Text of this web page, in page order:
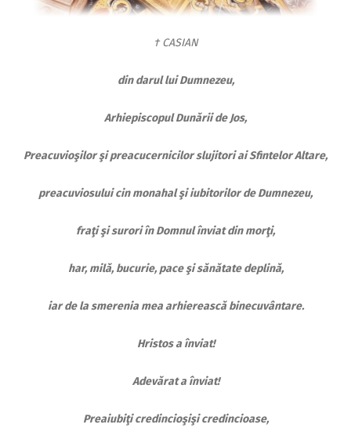
† CASIAN
din darul lui Dumnezeu,
Arhiepiscopul Dunării de Jos,
Preacuvioşilor şi preacucernicilor slujitori ai Sfintelor Altare,
preacuviosului cin monahal şi iubitorilor de Dumnezeu,
fraţi şi surori în Domnul înviat din morţi,
har, milă, bucurie, pace şi sănătate deplină,
iar de la smerenia mea arhierească binecuvântare.
Hristos a înviat!
Adevărat a înviat!
Preaiubiţi credincioşişi credincioase,